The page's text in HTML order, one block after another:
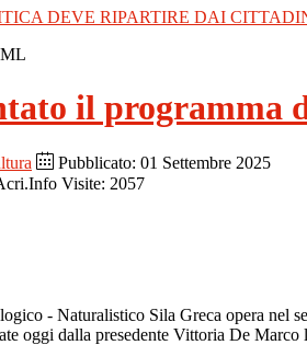
DEVE RIPARTIRE DAI
il programma
Pubblicato: 01 Settembre 2025
Visite: 2057
- Naturalistico Sila Greca opera nel
oggi dalla presedente Vittoria De